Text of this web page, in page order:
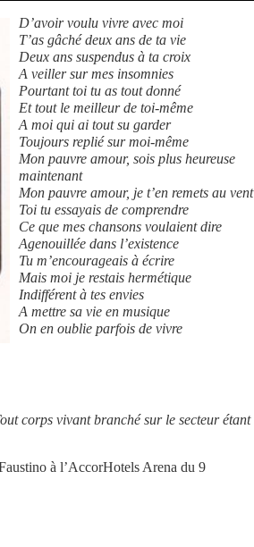
D’avoir voulu vivre avec moi
T’as gâché deux ans de ta vie
Deux ans suspendus à ta croix
A veiller sur mes insomnies
Pourtant toi tu as tout donné
Et tout le meilleur de toi-même
A moi qui ai tout su garder
Toujours replié sur moi-même
Mon pauvre amour, sois plus heureuse
maintenant
Mon pauvre amour, je t’en remets au vent
Toi tu essayais de comprendre
Ce que mes chansons voulaient dire
Agenouillée dans l’existence
Tu m’encourageais à écrire
Mais moi je restais hermétique
Indifférent à tes envies
A mettre sa vie en musique
On en oublie parfois de vivre
corps vivant branché sur le secteur étant
à l’AccorHotels Arena du 9